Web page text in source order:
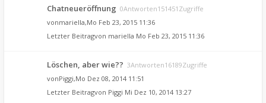
Chatneueröffnung 0Antworten151451Zugriffe
vonmariella,Mo Feb 23, 2015 11:36
Letzter Beitragvon mariella Mo Feb 23, 2015 11:36
Löschen, aber wie?? 3Antworten16189Zugriffe
vonPiggi,Mo Dez 08, 2014 11:51
Letzter Beitragvon Piggi Mi Dez 10, 2014 13:27